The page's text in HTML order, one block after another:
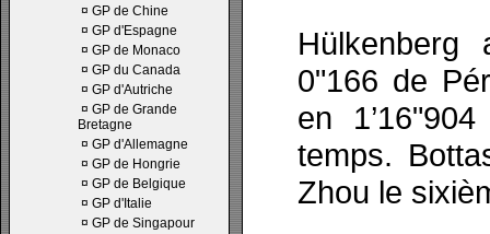
¤ GP de Chine
¤ GP d'Espagne
¤ GP de Monaco
¤ GP du Canada
¤ GP d'Autriche
¤ GP de Grande
Bretagne
¤ GP d'Allemagne
¤ GP de Hongrie
¤ GP de Belgique
¤ GP d'Italie
¤ GP de Singapour
0"166 de
en
temps.
Zhou le